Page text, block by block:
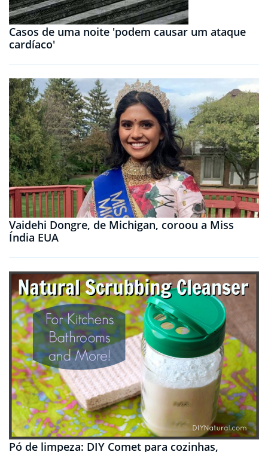
Casos de uma noite 'podem causar um ataque
cardíaco'
Vaidehi Dongre, de Michigan, coroou a Miss
Índia EUA
Pó de limpeza: DIY Comet para cozinhas,